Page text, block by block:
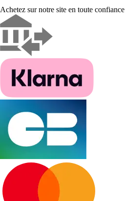
Achetez sur notre site en toute confiance